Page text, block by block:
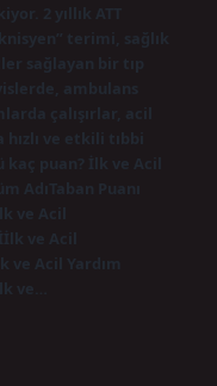
2 yıllık ATT
terimi, sağlık
sağlayan bir tıp
ambulans
çalışırlar, acil
ve etkili tıbbi
kaç puan? İlk ve Acil
AdıTaban Puanı
ve Acil
ve Acil
ve Acil Yardım
ve…